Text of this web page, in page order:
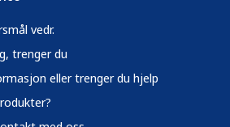
vedr.
trenger du
eller trenger du hjelp